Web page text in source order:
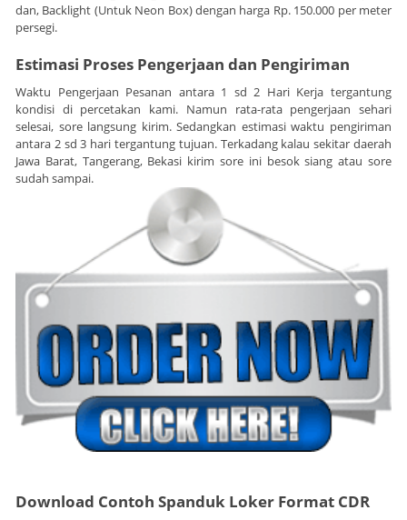
dan, Backlight (Untuk Neon Box) dengan harga Rp. 150.000 per meter
persegi.
Estimasi Proses Pengerjaan dan Pengiriman
Waktu Pengerjaan Pesanan antara 1 sd 2 Hari Kerja tergantung
kondisi di percetakan kami. Namun rata-rata pengerjaan sehari
selesai, sore langsung kirim. Sedangkan estimasi waktu pengiriman
antara 2 sd 3 hari tergantung tujuan. Terkadang kalau sekitar daerah
Jawa Barat, Tangerang, Bekasi kirim sore ini besok siang atau sore
sudah sampai.
Download Contoh Spanduk Loker Format CDR